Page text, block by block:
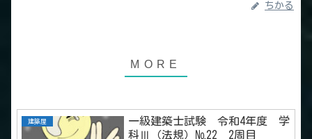
ちかる
建築屋
一級建築士試験 令和4年度 学
科Ⅲ（法規）№22 2周目